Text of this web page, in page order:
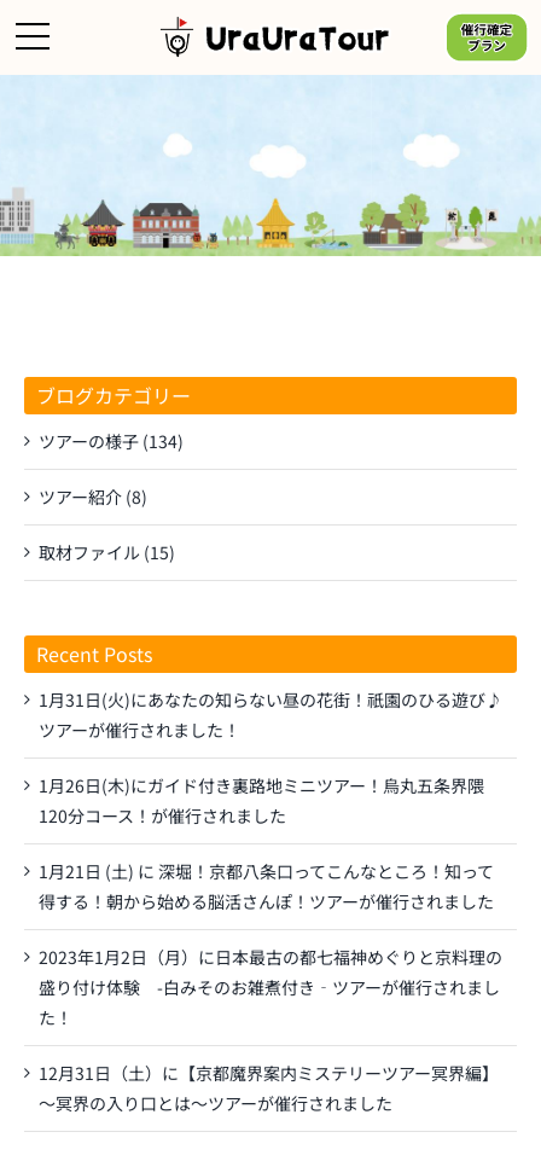
ブログカテゴリー
ツアーの様子 (134)
ツアー紹介 (8)
取材ファイル (15)
Recent Posts
1月31日(火)にあなたの知らない昼の花街！祇園のひる遊び♪
ツアーが催行されました！
1月26日(木)にガイド付き裏路地ミニツアー！烏丸五条界隈
120分コース！が催行されました
1月21日 (土) に 深堀！京都八条口ってこんなところ！知って
得する！朝から始める脳活さんぽ！ツアーが催行されました
2023年1月2日（月）に日本最古の都七福神めぐりと京料理の
盛り付け体験 -白みそのお雑煮付き‐ツアーが催行されまし
た！
12月31日（土）に【京都魔界案内ミステリーツアー冥界編】
～冥界の入り口とは～ツアーが催行されました